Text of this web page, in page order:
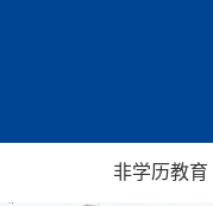
非学历教育